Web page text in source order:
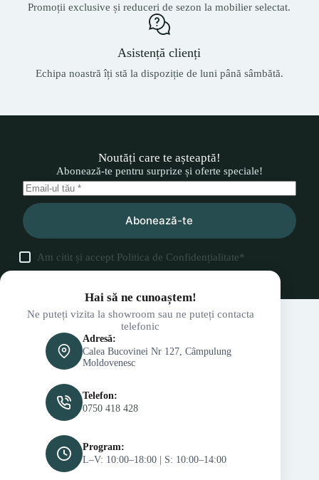
Promoții exclusive și reduceri de sezon la mobilier selectat.
Asistență clienți
Echipa noastră îți stă la dispoziție de luni până sâmbătă.
Noutăți care te așteaptă!
Abonează-te pentru surprize și oferte speciale!
Abonează-te
Am citit și accept Politica de Confidențialitate*
Hai să ne cunoaștem!
Ne puteți vizita la showroom sau ne puteți contacta
telefonic
Adresă:
Calea Bucovinei Nr 127, Câmpulung
Moldovenesc
Telefon:
0750 418 428
Program:
L–V: 10:00–18:00 | S: 10:00–14:00